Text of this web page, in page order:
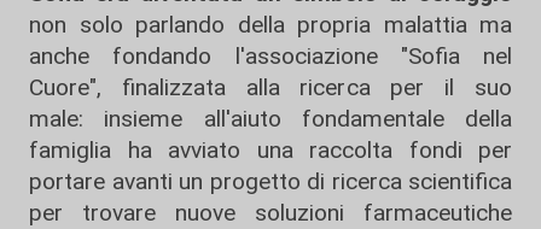
non solo parlando della propria malattia ma
anche fondando l'associazione "Sofia nel
Cuore", finalizzata alla ricerca per il suo
male: insieme all'aiuto fondamentale della
famiglia ha avviato una raccolta fondi per
portare avanti un progetto di ricerca scientifica
per trovare nuove soluzioni farmaceutiche